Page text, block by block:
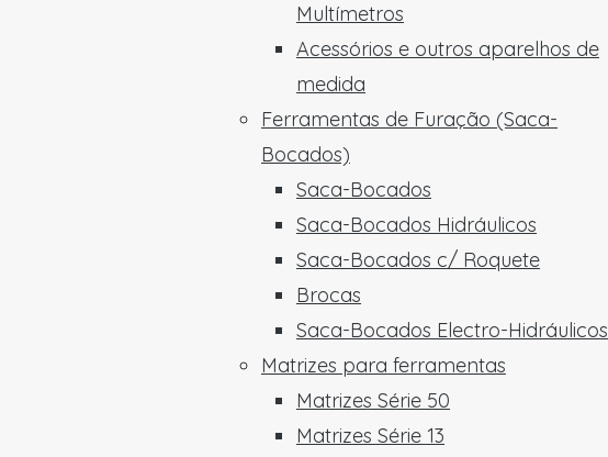
Multímetros
Acessórios e outros aparelhos de
medida
Ferramentas de Furação (Saca-
Bocados)
Saca-Bocados
Saca-Bocados Hidráulicos
Saca-Bocados c/ Roquete
Brocas
Saca-Bocados Electro-Hidráulicos
Matrizes para ferramentas
Matrizes Série 50
Matrizes Série 13